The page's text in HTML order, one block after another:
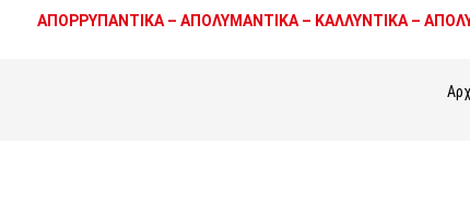
ΑΠΟΡΡΥΠΑΝΤΙΚΑ – ΑΠΟΛΥΜΑΝΤΙΚΑ – ΚΑΛΛΥΝΤΙΚΑ –